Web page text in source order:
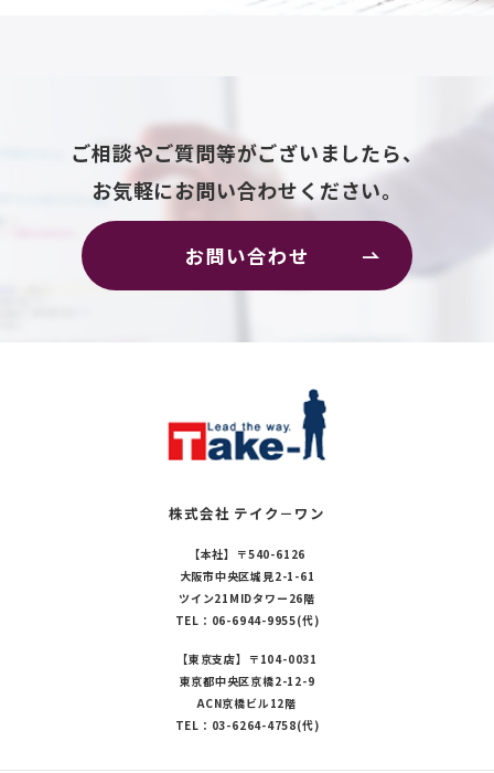
ご相談やご質問等がございましたら、
お気軽にお問い合わせください。
お問い合わせ
株式会社 テイク－ワン
【本社】 〒540-6126
大阪市中央区城見2-1-61
ツイン21MIDタワー26階
TEL：06-6944-9955(代)
【東京支店】 〒104-0031
東京都中央区京橋2-12-9
ACN京橋ビル12階
TEL：03-6264-4758(代)